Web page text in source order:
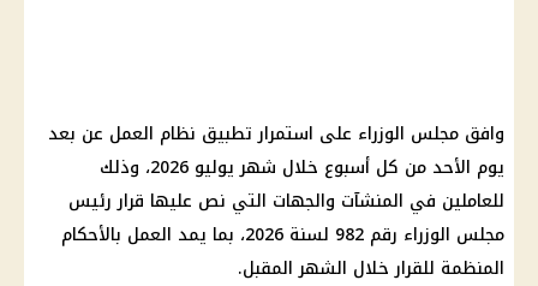
وافق مجلس الوزراء على استمرار تطبيق نظام العمل عن بعد
يوم الأحد من كل أسبوع خلال شهر يوليو 2026، وذلك
للعاملين في المنشآت والجهات التي نص عليها قرار رئيس
مجلس الوزراء رقم 982 لسنة 2026، بما يمد العمل بالأحكام
المنظمة للقرار خلال الشهر المقبل.